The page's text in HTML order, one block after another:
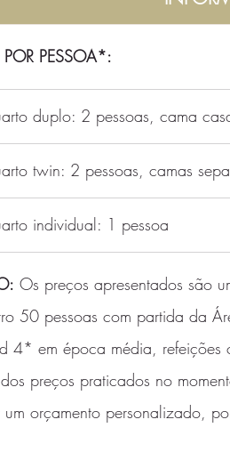
POR PESSOA*:
duplo: 2 pessoas, cama
twin: 2 pessoas, camas
individual: 1 pessoa
Os preços apresentados são
50 pessoas com partida da
4* em época média, refeições
preços praticados no
um orçamento personalizado,